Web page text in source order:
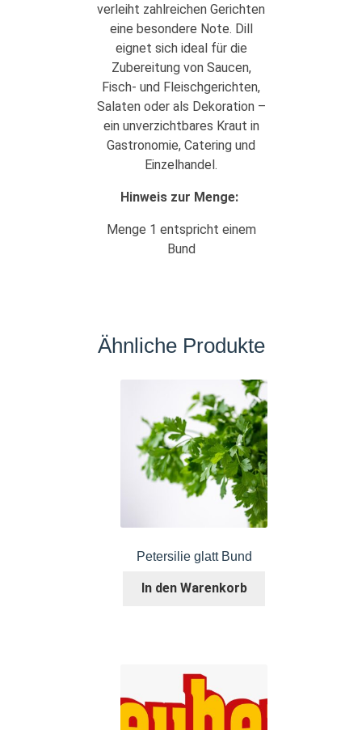
verleiht zahlreichen Gerichten
eine besondere Note. Dill
eignet sich ideal für die
Zubereitung von Saucen,
Fisch- und Fleischgerichten,
Salaten oder als Dekoration –
ein unverzichtbares Kraut in
Gastronomie, Catering und
Einzelhandel.
Hinweis zur Menge:
Menge 1 entspricht einem
Bund
Ähnliche Produkte
Petersilie glatt Bund
In den Warenkorb